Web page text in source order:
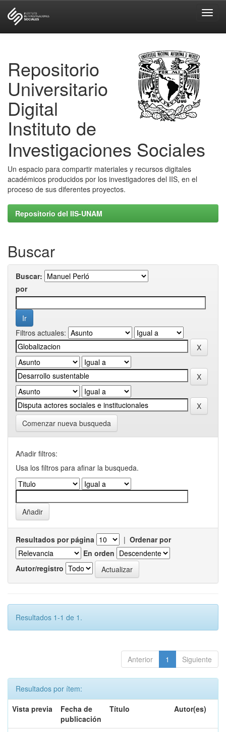
Repositorio
Universitario
Digital
Instituto de
Investigaciones Sociales
Un espacio para compartir materiales y recursos digitales
académicos producidos por los investigadores del IIS, en el
proceso de sus diferentes proyectos.
Repositorio del IIS-UNAM
Buscar
Buscar:
por
Filtros actuales:
Comenzar nueva busqueda
Añadir filtros:
Usa los filtros para afinar la busqueda.
Resultados por página | Ordenar por
En orden
Autor/registro
Resultados 1-1 de 1.
Anterior 1 Siguiente
Resultados por ítem:
Vista previa
Fecha de
publicación
Título Autor(es)